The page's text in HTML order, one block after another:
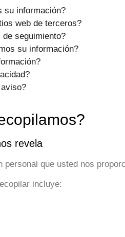
su información?
web de terceros?
seguimiento?
su información?
revela
personal que usted nos
incluye: